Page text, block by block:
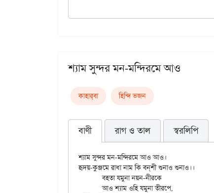
শ্যাম সুন্দর মন-মন্দিরমে আও
কাহার্‌বা হিন্দি ভজন
বাণী রাগ ও তাল স্বরলিপি
শ্যাম সুন্দর মন-মন্দিরমে আও আও।
হৃদয়-কুঞ্জমে রাধা নাম কি বন্‌শী শুনাও শুনাও।।
	বহতা যমুনা নয়ন-নীরকে
	আও শ্যাম ওহি যমুনা তীরপে,